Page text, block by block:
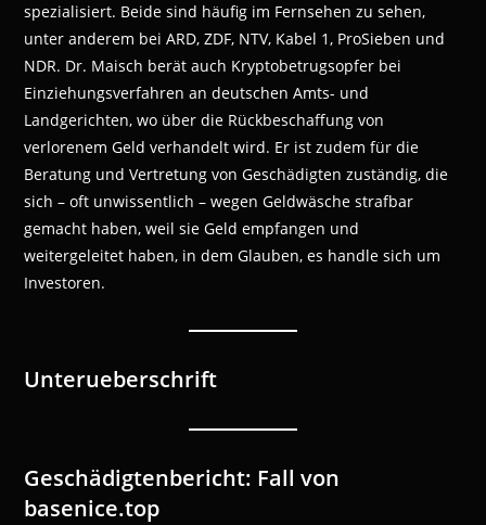
spezialisiert. Beide sind häufig im Fernsehen zu sehen,
unter anderem bei ARD, ZDF, NTV, Kabel 1, ProSieben und
NDR. Dr. Maisch berät auch Kryptobetrugsopfer bei
Einziehungsverfahren an deutschen Amts- und
Landgerichten, wo über die Rückbeschaffung von
verlorenem Geld verhandelt wird. Er ist zudem für die
Beratung und Vertretung von Geschädigten zuständig, die
sich – oft unwissentlich – wegen Geldwäsche strafbar
gemacht haben, weil sie Geld empfangen und
weitergeleitet haben, in dem Glauben, es handle sich um
Investoren.
Unterueberschrift
Geschädigtenbericht: Fall von
basenice.top